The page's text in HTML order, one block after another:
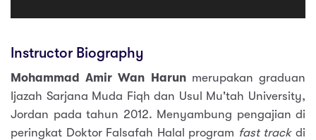
Instructor Biography
Mohammad Amir Wan Harunmerupakan graduan
Ijazah Sarjana Muda Fiqh dan Usul Mu'tah University,
Jordan pada tahun 2012. Menyambung pengajian di
peringkat Doktor Falsafah Halal program fast trackdi